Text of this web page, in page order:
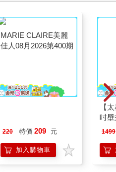
MARIE CLAIRE美麗
佳人08月2026第400期
220 特價 209 元
加入購物車
【
吋
機)
1499